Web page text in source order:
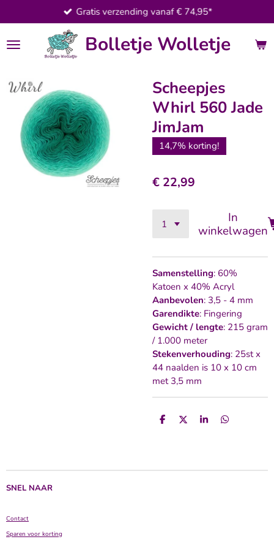
direct
naar
de
Bolletje Wolletje
Gratis verzending vanaf € 74,95*
Scheepjes
Whirl 560 Jade
JimJam
14,7% korting!
€ 22,99
In
winkelwagen
Samenstelling: 60%
Katoen x 40% Acryl
Aanbevolen: 3,5 - 4 mm
Garendikte: Fingering
Gewicht / lengte: 215 gram
/ 1.000 meter
Stekenverhouding: 25st x
44 naalden is 10 x 10 cm
met 3,5 mm
D
D
S
D
SNEL NAAR
Contact
Sparen voor korting